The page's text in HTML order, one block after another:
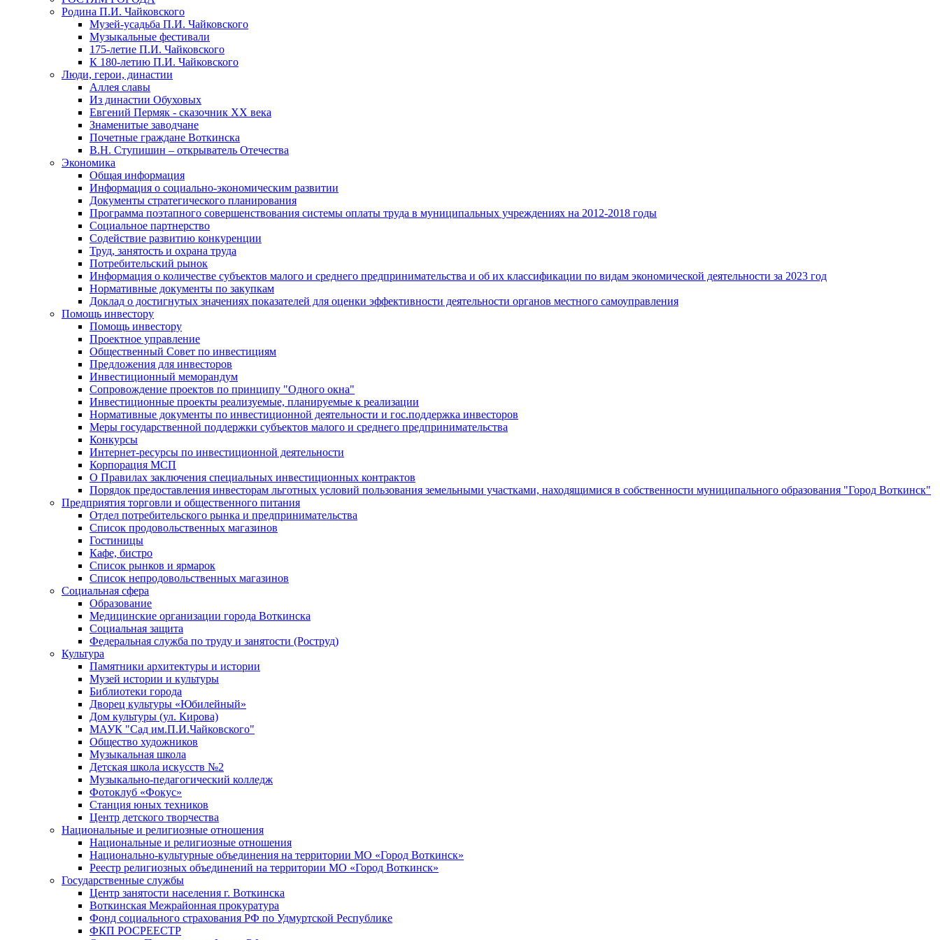
Родина П.И. Чайковского
Музей-усадьба П.И. Чайковского
Музыкальные фестивали
175-летие П.И. Чайковского
К 180-летию П.И. Чайковского
Люди, герои, династии
Аллея славы
Из династии Обуховых
Евгений Пермяк - сказочник XX века
Знаменитые заводчане
Почетные граждане Воткинска
В.Н. Ступишин – открыватель Отечества
Экономика
Общая информация
Информация о социально-экономическим развитии
Документы стратегического планирования
Программа поэтапного совершенствования системы оплаты труда в муниципальных учреждениях на 2012-2018 годы
Социальное партнерство
Содействие развитию конкуренции
Труд, занятость и охрана труда
Потребительский рынок
Информация о количестве субъектов малого и среднего предпринимательства и об их классификации по видам экономической деятельности за 2023 год
Нормативные документы по закупкам
Доклад о достигнутых значениях показателей для оценки эффективности деятельности органов местного самоуправления
Помощь инвестору
Помощь инвестору
Проектное управление
Общественный Совет по инвестициям
Предложения для инвесторов
Инвестиционный меморандум
Сопровождение проектов по принципу "Oдного окна"
Инвестиционные проекты реализуемые, планируемые к реализации
Нормативные документы по инвестиционной деятельности и гос.поддержка инвесторов
Меры государственной поддержки субъектов малого и среднего предпринимательства
Конкурсы
Интернет-ресурсы по инвестиционной деятельности
Корпорация МСП
О Правилах заключения специальных инвестиционных контрактов
Порядок предоставления инвесторам льготных условий пользования земельными участками, находящимися в собственности муниципального образования "Город Воткинск"
Предприятия торговли и общественного питания
Отдел потребительского рынка и предпринимательства
Список продовольственных магазинов
Гостиницы
Кафе, бистро
Cписок рынков и ярмарок
Список непродовольственных магазинов
Социальная сфера
Образование
Медицинские организации города Воткинска
Социальная защита
Федеральная служба по труду и занятости (Роструд)
Культура
Памятники архитектуры и истории
Музей истории и культуры
Библиотеки города
Дворец культуры «Юбилейный»
Дом культуры (ул. Кирова)
МАУК "Сад им.П.И.Чайковского"
Общество художников
Музыкальная школа
Детская школа искусств №2
Музыкально-педагогический колледж
Фотоклуб «Фокус»
Станция юных техников
Центр детского творчества
Национальные и религиозные отношения
Национальные и религиозные отношения
Национально-культурные объединения на территории МО «Город Воткинск»
Реестр религиозных объединений на территории МО «Город Воткинск»
Государственные службы
Центр занятости населения г. Воткинска
Воткинская Межрайонная прокуратура
Фонд социального страхования РФ по Удмуртской Республике
ФКП РОСРЕЕСТР